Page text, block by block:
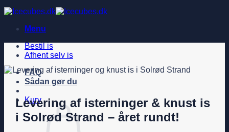
Menu
Bestil is
Afhent selv is
FAQ
Sådan gør du
Kurv
Levering af isterninger & knust is
i Solrød Strand – året rundt!